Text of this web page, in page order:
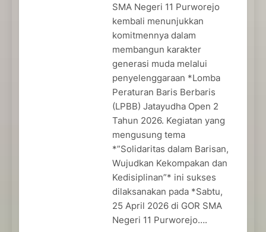
SMA Negeri 11 Purworejo
kembali menunjukkan
komitmennya dalam
membangun karakter
generasi muda melalui
penyelenggaraan *Lomba
Peraturan Baris Berbaris
(LPBB) Jatayudha Open 2
Tahun 2026. Kegiatan yang
mengusung tema
*”Solidaritas dalam Barisan,
Wujudkan Kekompakan dan
Kedisiplinan”* ini sukses
dilaksanakan pada *Sabtu,
25 April 2026 di GOR SMA
Negeri 11 Purworejo….